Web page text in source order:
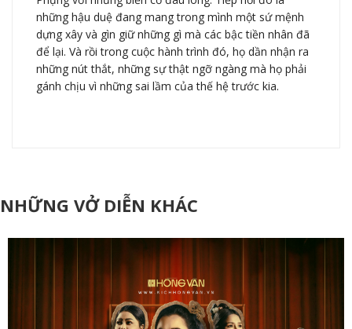
những hậu duệ đang mang trong mình một sứ mệnh
dựng xây và gìn giữ những gì mà các bậc tiền nhân đã
để lại. Và rồi trong cuộc hành trình đó, họ dần nhận ra
những nút thắt, những sự thật ngỡ ngàng mà họ phải
gánh chịu vì những sai lầm của thế hệ trước kia.
NHỮNG VỞ DIỄN KHÁC